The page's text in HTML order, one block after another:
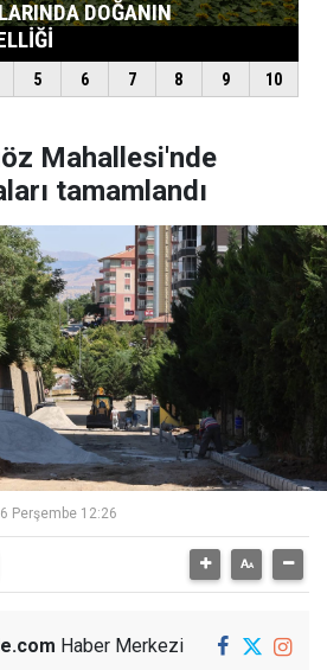
Mahallesi'nde
tamamlandı
Perşembe 12:26
Haber Merkezi